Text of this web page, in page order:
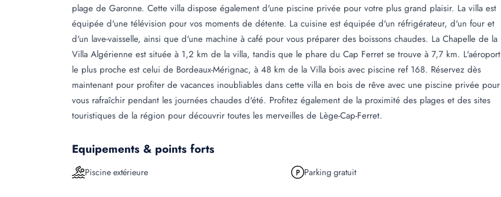
plage de Garonne. Cette villa dispose également d'une piscine privée pour votre plus grand plaisir. La villa est
équipée d'une télévision pour vos moments de détente. La cuisine est équipée d'un réfrigérateur, d'un four et
d'un lave-vaisselle, ainsi que d'une machine à café pour vous préparer des boissons chaudes. La Chapelle de la
Villa Algérienne est située à 1,2 km de la villa, tandis que le phare du Cap Ferret se trouve à 7,7 km. L'aéroport
le plus proche est celui de Bordeaux-Mérignac, à 48 km de la Villa bois avec piscine ref 168. Réservez dès
maintenant pour profiter de vacances inoubliables dans cette villa en bois de rêve avec une piscine privée pour
vous rafraîchir pendant les journées chaudes d'été. Profitez également de la proximité des plages et des sites
touristiques de la région pour découvrir toutes les merveilles de Lège-Cap-Ferret.
Equipements & points forts
Piscine extérieure Parking gratuit